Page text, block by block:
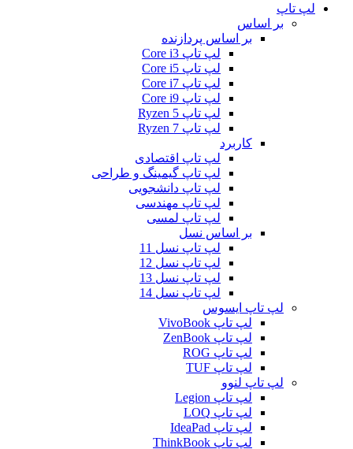
لپ تاپ
بر اساس
بر اساس پردازنده
لپ تاپ Core i3
لپ تاپ Core i5
لپ تاپ Core i7
لپ تاپ Core i9
لپ تاپ Ryzen 5
لپ تاپ Ryzen 7
کاربرد
لپ تاپ اقتصادی
لپ تاپ گیمینگ و طراحی
لپ تاپ دانشجویی
لپ تاپ مهندسی
لپ تاپ لمسی
بر اساس نسل
لپ تاپ نسل 11
لپ تاپ نسل 12
لپ تاپ نسل 13
لپ تاپ نسل 14
لپ تاپ ایسوس
لپ تاپ VivoBook
لپ تاپ ZenBook
لپ تاپ ROG
لپ تاپ TUF
لپ تاپ لنوو
لپ تاپ Legion
لپ تاپ LOQ
لپ تاپ IdeaPad
لپ تاپ ThinkBook